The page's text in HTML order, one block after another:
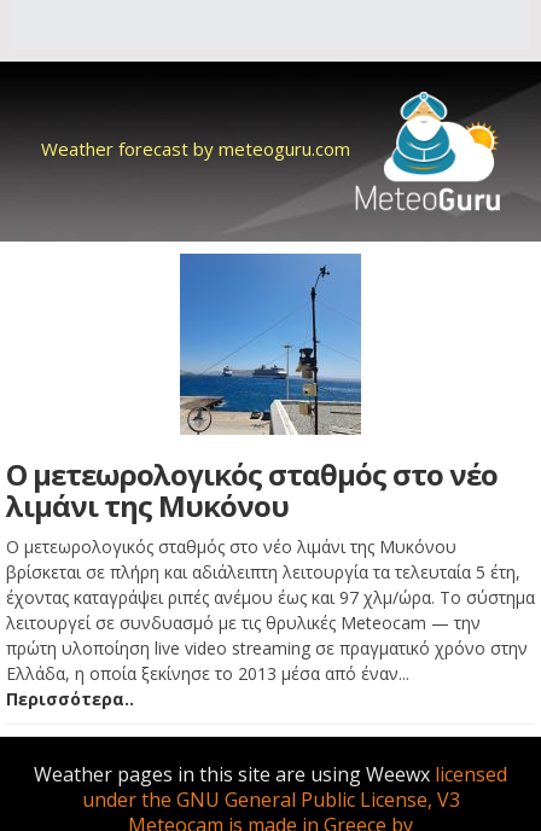
Weather forecast by meteoguru.com
Ο μετεωρολογικός σταθμός στο νέο
λιμάνι της Μυκόνου
Ο μετεωρολογικός σταθμός στο νέο λιμάνι της Μυκόνου
βρίσκεται σε πλήρη και αδιάλειπτη λειτουργία τα τελευταία 5 έτη,
έχοντας καταγράψει ριπές ανέμου έως και 97 χλμ/ώρα. Το σύστημα
λειτουργεί σε συνδυασμό με τις θρυλικές Meteocam — την
πρώτη υλοποίηση live video streaming σε πραγματικό χρόνο στην
Ελλάδα, η οποία ξεκίνησε το 2013 μέσα από έναν...
Περισσότερα..
Weather pages in this site are using Weewx licensed
under the GNU General Public License, V3
Meteocam is made in Greece by